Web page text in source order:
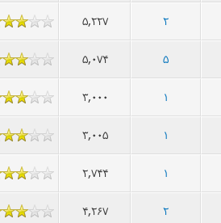
2
5,227
5
5,074
1
3,000
1
3,005
1
2,744
2
4,267